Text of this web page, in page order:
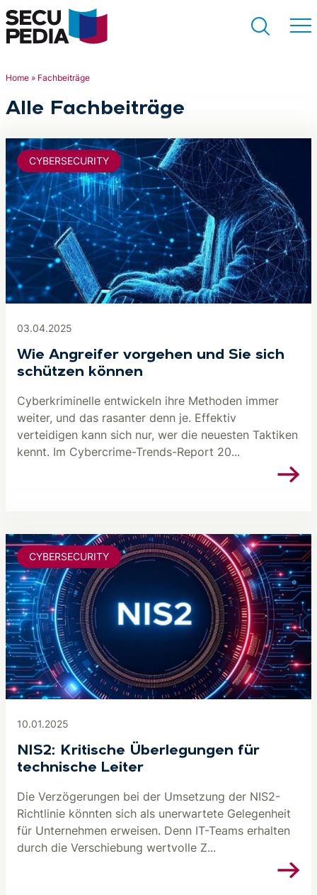
Suchen
Home » Fachbeiträge
Alle Fachbeiträge
03.04.2025
Wie Angreifer vorgehen und Sie sich
schützen können
Cyberkriminelle entwickeln ihre Methoden immer
weiter, und das rasanter denn je. Effektiv
verteidigen kann sich nur, wer die neuesten Taktiken
kennt. Im Cybercrime-Trends-Report 20...
CYBERSECURITY
10.01.2025
NIS2: Kritische Überlegungen für
technische Leiter
Die Verzögerungen bei der Umsetzung der NIS2-
Richtlinie könnten sich als unerwartete Gelegenheit
für Unternehmen erweisen. Denn IT-Teams erhalten
durch die Verschiebung wertvolle Z...
CYBERSECURITY